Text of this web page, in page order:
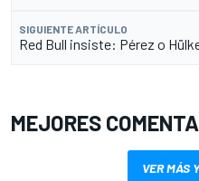
SIGUIENTE ARTÍCULO
Red Bull insiste: Pérez o
MEJORES
VER MÁS